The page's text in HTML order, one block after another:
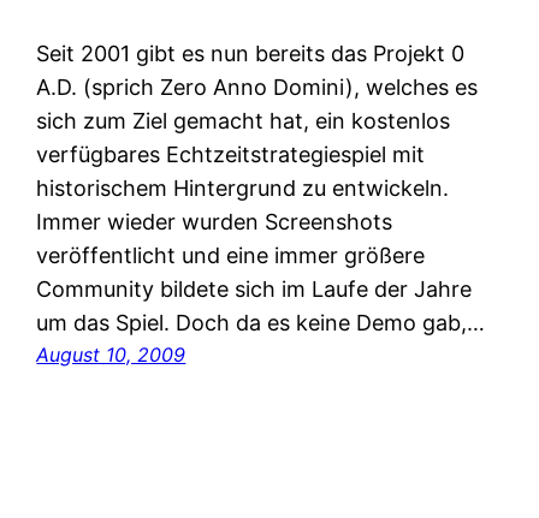
Seit 2001 gibt es nun bereits das Projekt 0
A.D. (sprich Zero Anno Domini), welches es
sich zum Ziel gemacht hat, ein kostenlos
verfügbares Echtzeitstrategiespiel mit
historischem Hintergrund zu entwickeln.
Immer wieder wurden Screenshots
veröffentlicht und eine immer größere
Community bildete sich im Laufe der Jahre
um das Spiel. Doch da es keine Demo gab,…
August 10, 2009